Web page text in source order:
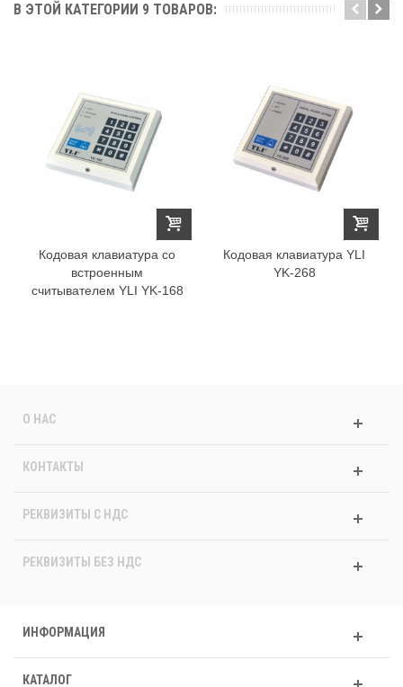
В ЭТОЙ КАТЕГОРИИ 9 ТОВАРОВ:
Кодовая клавиатура со
встроенным
считывателем YLI YK-168
Кодовая клавиатура YLI
YK-268
О НАС
КОНТАКТЫ
РЕКВИЗИТЫ C НДС
РЕКВИЗИТЫ БЕЗ НДС
ИНФОРМАЦИЯ
КАТАЛОГ